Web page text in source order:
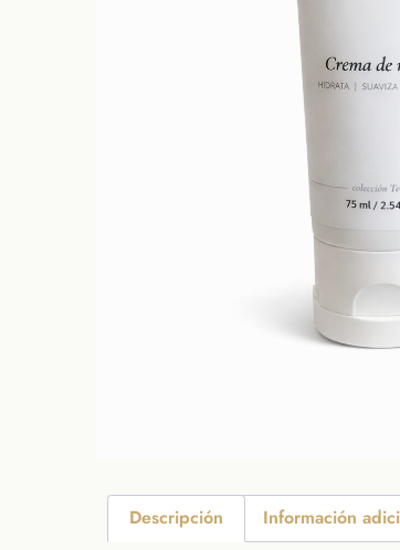
Descripción Información